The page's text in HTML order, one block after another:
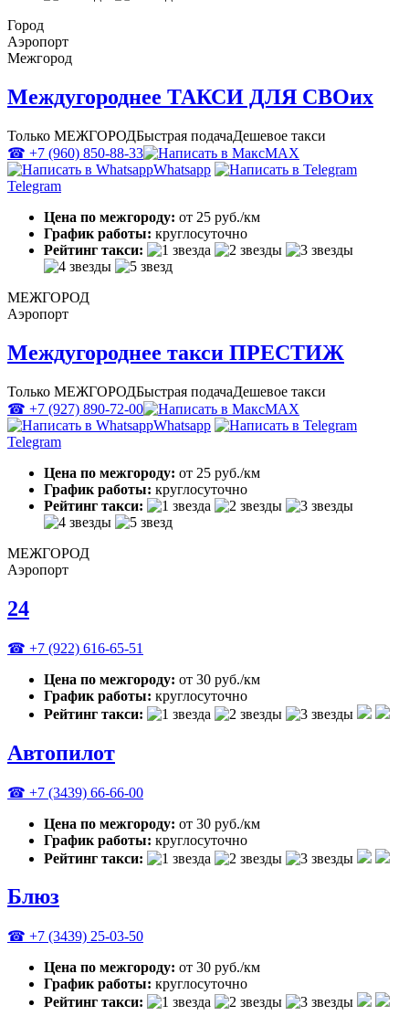
Город
Аэропорт
Межгород
Междугороднее ТАКСИ ДЛЯ СВОих
Только МЕЖГОРОДБыстрая подачаДешевое такси
☎ +7 (960) 850-88-33
MAX
Whatsapp
Telegram
Цена по межгороду: от 25 руб./км
График работы: круглосуточно
Рейтинг такси:
МЕЖГОРОД
Аэропорт
Междугороднее такси ПРЕСТИЖ
Только МЕЖГОРОДБыстрая подачаДешевое такси
☎ +7 (927) 890-72-00
MAX
Whatsapp
Telegram
Цена по межгороду: от 25 руб./км
График работы: круглосуточно
Рейтинг такси:
МЕЖГОРОД
Аэропорт
24
☎ +7 (922) 616-65-51
Цена по межгороду: от 30 руб./км
График работы: круглосуточно
Рейтинг такси:
Автопилот
☎ +7 (3439) 66-66-00
Цена по межгороду: от 30 руб./км
График работы: круглосуточно
Рейтинг такси:
Блюз
☎ +7 (3439) 25-03-50
Цена по межгороду: от 30 руб./км
График работы: круглосуточно
Рейтинг такси: